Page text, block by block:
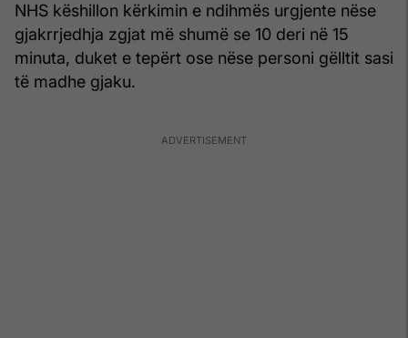
NHS këshillon kërkimin e ndihmës urgjente nëse
gjakrrjedhja zgjat më shumë se 10 deri në 15
minuta, duket e tepërt ose nëse personi gëlltit sasi
të madhe gjaku.